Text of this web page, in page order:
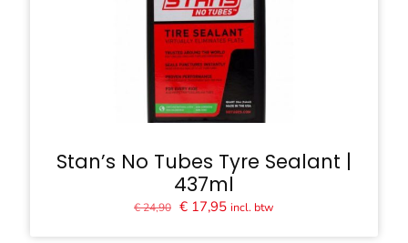
Stan’s No Tubes Tyre Sealant |
437ml
€24,90 Oorspronkelijke
€ 17,95Huidige
incl. btw